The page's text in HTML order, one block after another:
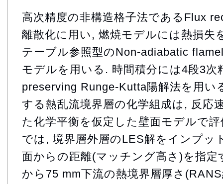
高次精度の非構造格子法であるFlux
離散化に用い, 燃焼モデルには熱損失
テーブル参照型のNon-adiabatic
モデルを用いる. 時間積分には4段3
preserving Runge-Kutta陽解法を用い
する熱乱流境界層の化学組成は, 反応
た化学平衡を仮定した壁面モデルで
では, 境界層外層のLES解をインプッ
面からの距離(マッチング高さ)を指定
から75 mm下流の熱境界層厚さ